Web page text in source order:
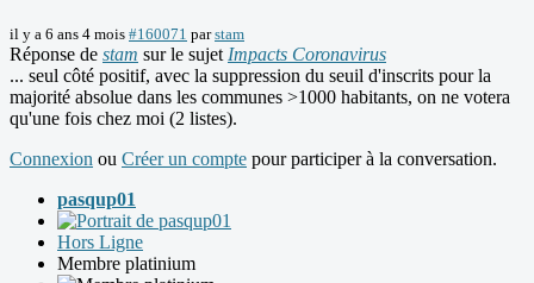
il y a 6 ans 4 mois #160071 parstam
Réponse de stam sur le sujet Impacts Coronavirus
... seul côté positif, avec la suppression du seuil d'inscrits pour la
majorité absolue dans les communes >1000 habitants, on ne votera
qu'une fois chez moi (2 listes).
Connexion ou Créer un compte pour participer à la conversation.
pasqup01
Hors Ligne
Membre platinium